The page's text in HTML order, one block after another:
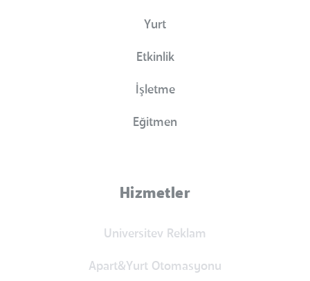
Yurt
Etkinlik
İşletme
Eğitmen
Hizmetler
Universitev Reklam
Apart&Yurt Otomasyonu